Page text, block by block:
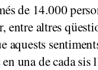
de 14.000
entre altres
aquests
una de cada